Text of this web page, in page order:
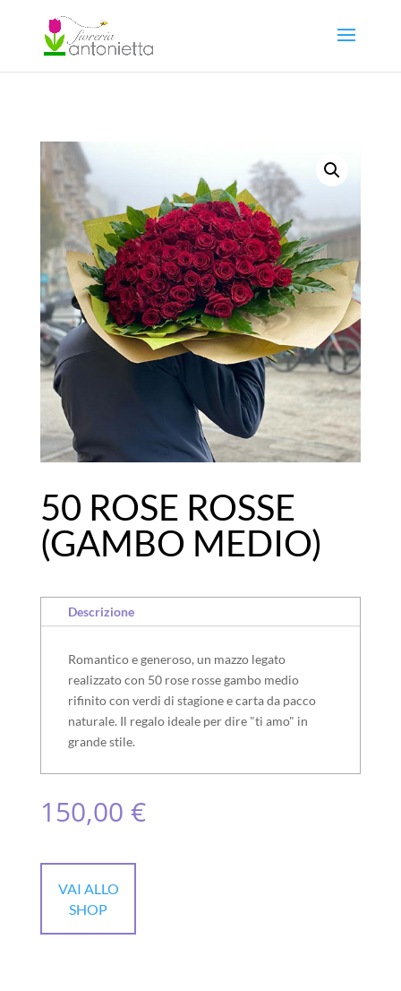
50 ROSE ROSSE
(GAMBO MEDIO)
Descrizione
Romantico e generoso, un mazzo legato
realizzato con 50 rose rosse gambo medio
rifinito con verdi di stagione e carta da pacco
naturale. Il regalo ideale per dire "ti amo" in
grande stile.
150,00 €
VAI ALLO
SHOP